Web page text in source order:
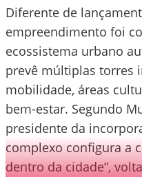
Diferente de
empreendimento foi
ecossistema urbano
prevê múltiplas torres
mobilidade, áreas
bem-estar. Segundo
presidente da
complexo configura a
dentro da cidade”,